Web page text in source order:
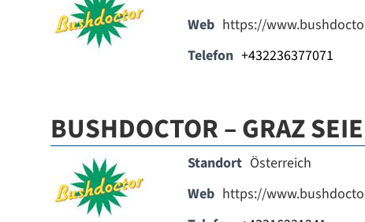
Web https://
Telefon +432236377071
BUSHDOCTOR – GRAZ
Standort Österreich
Web https://